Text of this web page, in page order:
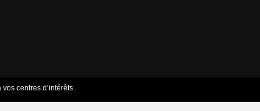
centres d’intérêts.
- Copyright © 2006-2026 Europe Active